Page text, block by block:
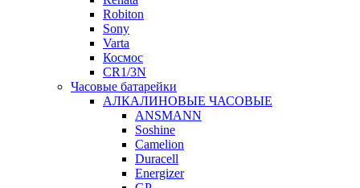
Robiton
Sony
Varta
Космос
CR1/3N
Часовые батарейки
АЛКАЛИНОВЫЕ ЧАСОВЫЕ
ANSMANN
Soshine
Camelion
Duracell
Energizer